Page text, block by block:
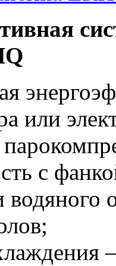
или
с
водяного